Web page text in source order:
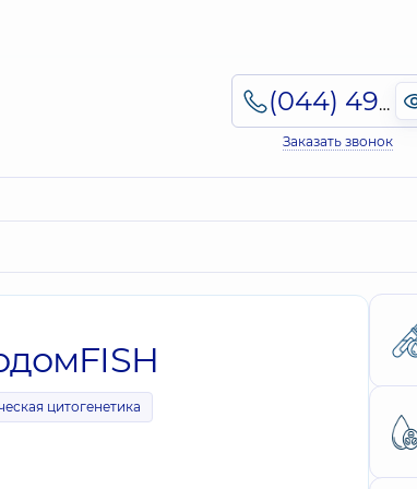
(044) 495-2-888
Заказать звонок
цитогенетика